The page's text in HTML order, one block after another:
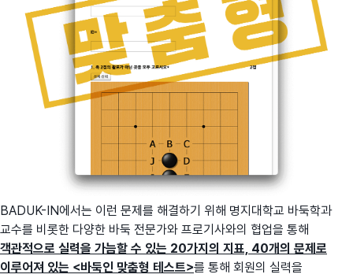
BADUK-IN에서는 이런 문제를 해결하기 위해 명지대학교 바둑학과
교수를 비롯한 다양한 바둑 전문가와 프로기사와의 협업을 통해
객관적으로 실력을 가늠할 수 있는 20가지의 지표, 40개의 문제로
이루어져 있는 <바둑인 맞춤형 테스트>를 통해 회원의 실력을